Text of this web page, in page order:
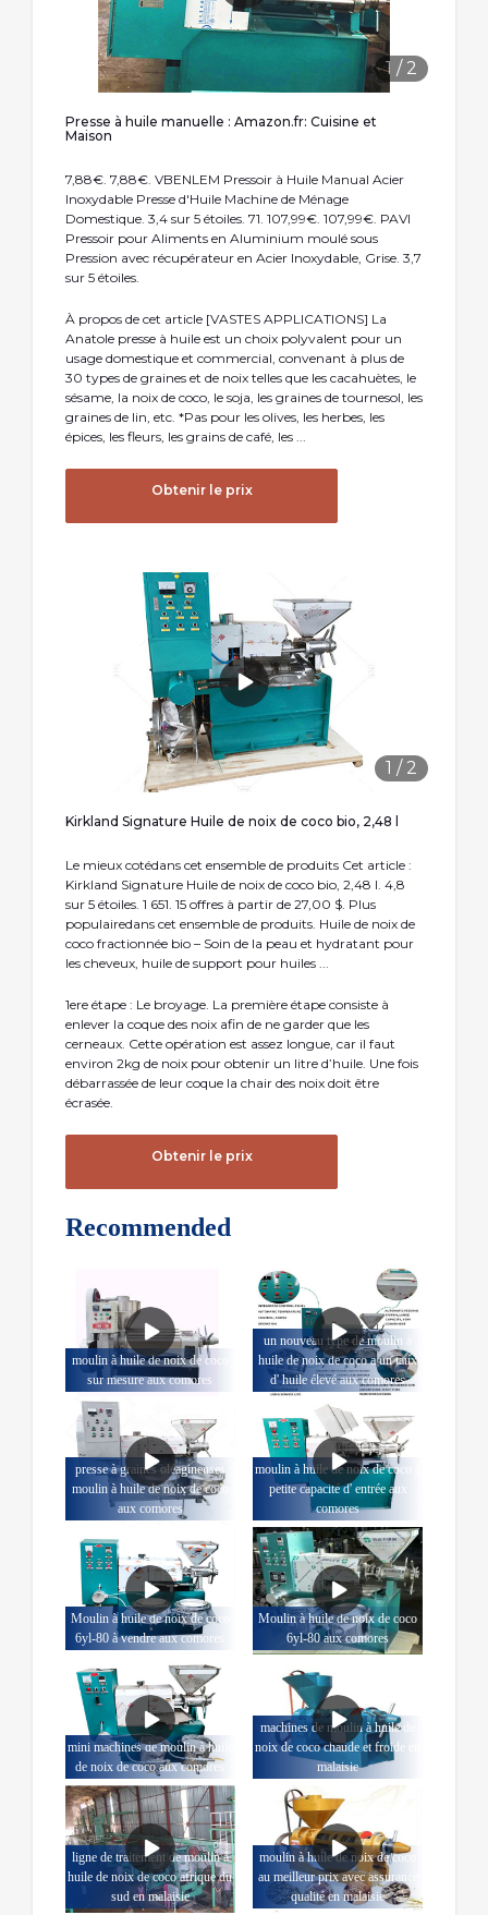
1 / 2
Presse à huile manuelle : Amazon.fr: Cuisine et
Maison
7,88€. 7,88€. VBENLEM Pressoir à Huile Manual Acier
Inoxydable Presse d'Huile Machine de Ménage
Domestique. 3,4 sur 5 étoiles. 71. 107,99€. 107,99€. PAVI
Pressoir pour Aliments en Aluminium moulé sous
Pression avec récupérateur en Acier Inoxydable, Grise. 3,7
sur 5 étoiles.
À propos de cet article [VASTES APPLICATIONS] La
Anatole presse à huile est un choix polyvalent pour un
usage domestique et commercial, convenant à plus de
30 types de graines et de noix telles que les cacahuètes, le
sésame, la noix de coco, le soja, les graines de tournesol, les
graines de lin, etc. *Pas pour les olives, les herbes, les
épices, les fleurs, les grains de café, les ...
Obtenir le prix
1 / 2
Kirkland Signature Huile de noix de coco bio, 2,48 l
Le mieux cotédans cet ensemble de produits Cet article :
Kirkland Signature Huile de noix de coco bio, 2,48 l. 4,8
sur 5 étoiles. 1 651. 15 offres à partir de 27,00 $. Plus
populairedans cet ensemble de produits. Huile de noix de
coco fractionnée bio – Soin de la peau et hydratant pour
les cheveux, huile de support pour huiles ...
1ere étape : Le broyage. La première étape consiste à
enlever la coque des noix afin de ne garder que les
cerneaux. Cette opération est assez longue, car il faut
environ 2kg de noix pour obtenir un litre d’huile. Une fois
débarrassée de leur coque la chair des noix doit être
écrasée.
Obtenir le prix
Recommended
moulin à huile de noix de coco
sur mesure aux comores
un nouveau type de moulin à
huile de noix de coco a un taux
d' huile élevé aux comores
presse à graines oléagineuses
moulin à huile de noix de coco
aux comores
moulin à huile de noix de coco à
petite capacité d' entrée aux
comores
Moulin à huile de noix de coco
6yl-80 à vendre aux comores
Moulin à huile de noix de coco
6yl-80 aux comores
mini machines de moulin à huile
de noix de coco aux comores
machines de moulin à huile de
noix de coco chaude et froide en
malaisie
ligne de traitement de moulin à
huile de noix de coco afrique du
sud en malaisie
moulin à huile de noix de coco
au meilleur prix avec assurance
qualité en malaisie